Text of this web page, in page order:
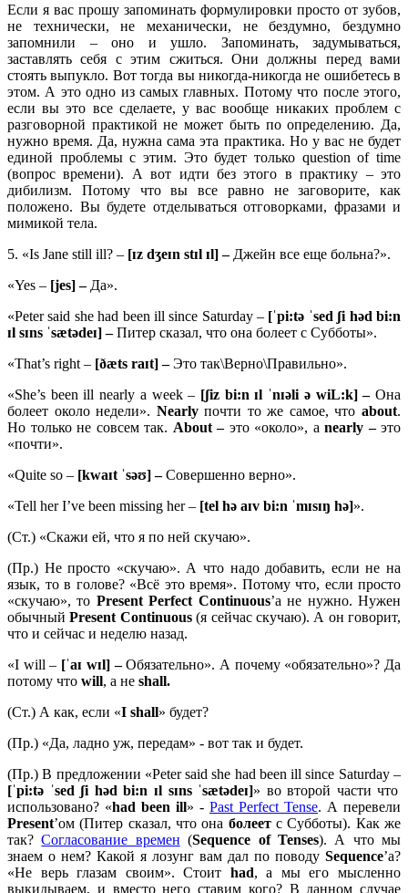
Если я вас прошу запоминать формулировки просто от зубов,
не технически, не механически, не бездумно, бездумно
запомнили – оно и ушло. Запоминать, задумываться,
заставлять себя с этим сжиться. Они должны перед вами
стоять выпукло. Вот тогда вы никогда-никогда не ошибетесь в
этом. А это одно из самых главных. Потому что после этого,
если вы это все сделаете, у вас вообще никаких проблем с
разговорной практикой не может быть по определению. Да,
нужно время. Да, нужна сама эта практика. Но у вас не будет
единой проблемы с этим. Это будет только question of time
(вопрос времени). А вот идти без этого в практику – это
дибилизм. Потому что вы все равно не заговорите, как
положено. Вы будете отделываться отговорками, фразами и
мимикой тела.
5. «Is Jane still ill? – [ɪz dʒeɪn stɪl ɪl] –Джейн все еще больна?».
«Yes – [jes] –Да».
«Peter said she had been ill since Saturday – [ˈpi:tə ˈsed ʃi hədbi:n
ɪl sɪns ˈsætədeɪ] –Питер сказал, что она болеет с Субботы».
«That’s right – [ðæts raɪt] –Это так\Верно\Правильно».
«She’s been ill nearly a week – [ʃiz bi:n ɪl ˈnɪəli ə wiL:k] –Она
болеет около недели». Nearlyпочти то же самое, чтоabout.
Но только не совсем так. About –это «около», а nearly –это
«почти».
«Quite so – [kwaɪt ˈsəʊ] –Совершенно верно».
«Tell her I’ve been missing her – [tel hə aɪv bi:n ˈmɪsɪŋ hə]».
(Ст.) «Скажи ей, что я по ней скучаю».
(Пр.) Не просто «скучаю». А что надо добавить, если не на
язык, то в голове? «Всё это время». Потому что, если просто
«скучаю», то PresentPerfect Continuous’а не нужно. Нужен
обычныйPresent Continuous(я сейчас скучаю). А он говорит,
что и сейчас и неделю назад.
«I will – [ˈaɪ wɪl] –Обязательно». А почему «обязательно»? Да
потому что will, а не shall.
(Ст.) А как, если «I shall» будет?
(Пр.) «Да, ладно уж, передам» - вот так и будет.
(Пр.) В предложении «Peter said she had been ill since Saturday –
[ˈpi:tə ˈsed ʃi həd bi:n ɪl sɪns ˈsætədeɪ]» во второй части что
использовано? «had been ill» - Past Perfect Tense. А перевели
Present’ом (Питер сказал, что она болеетс Субботы). Как же
так?Согласование времен (Sequence of Tenses). А что мы
знаем о нем? Какой я лозунг вам дал по поводу Sequence’а?
«Не верь глазам своим». Стоит had, а мы его мысленно
выкидываем, и вместо него ставим кого? В данном случае